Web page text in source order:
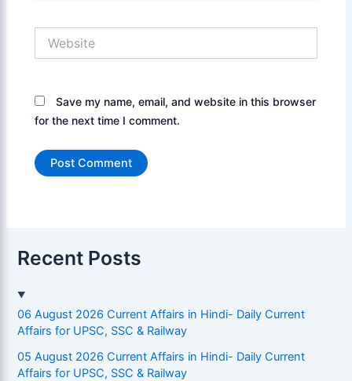
Save my name, email, and website in this browser
for the next time I comment.
Recent Posts
06 August 2026 Current Affairs in Hindi- Daily Current
Affairs for UPSC, SSC & Railway
05 August 2026 Current Affairs in Hindi- Daily Current
Affairs for UPSC, SSC & Railway